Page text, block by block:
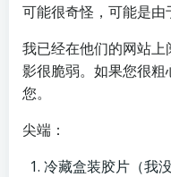
可能很奇怪，可能是由
我已经在他们的网站
影很脆弱。如果您很
您。
尖端：
冷藏盒装胶片（我